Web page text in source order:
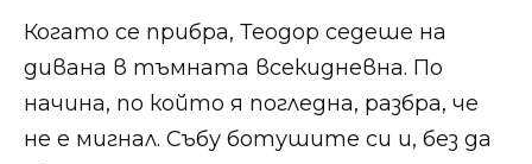
Когато се прибра, Теодор седеше на
дивана в тъмната всекидневна. По
начина, по който я погледна, разбра, че
не е мигнал. Събу ботушите си и, без да